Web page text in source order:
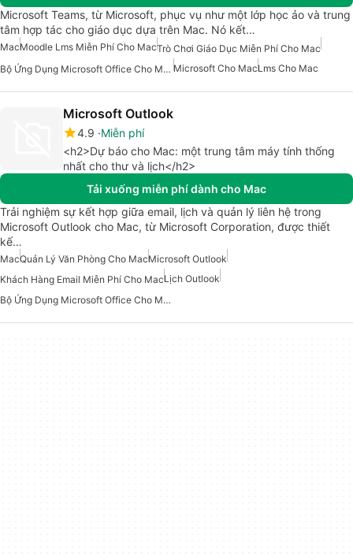
Microsoft Teams, từ Microsoft, phục vụ như một lớp học ảo và trung
tâm hợp tác cho giáo dục dựa trên Mac. Nó kết…
MacMoodle Lms Miễn Phí Cho MacTrò Chơi Giáo Dục Miễn Phí Cho Mac
Bộ Ứng Dụng Microsoft Office Cho Mac Microsoft Cho MacLms Cho Mac
Microsoft Outlook
4.9 Miễn phí
<h2>Dự báo cho Mac: một trung tâm máy tính thống
nhất cho thư và lịch</h2>
Tải xuống miễn phí dành cho Mac
Trải nghiệm sự kết hợp giữa email, lịch và quản lý liên hệ trong
Microsoft Outlook cho Mac, từ Microsoft Corporation, được thiết
kế…
MacQuản Lý Văn Phòng Cho MacMicrosoft Outlook
Khách Hàng Email Miễn Phí Cho MacLịch Outlook
Bộ Ứng Dụng Microsoft Office Cho Mac